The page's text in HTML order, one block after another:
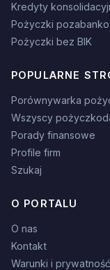
Kredyty
Pożyczki
Pożyczki bez BIK
POPULARNE
Porównywarka
Wszyscy
Porady finansowe
Profile firm
Szukaj
O PORTALU
O nas
Kontakt
Warunki i prywatność